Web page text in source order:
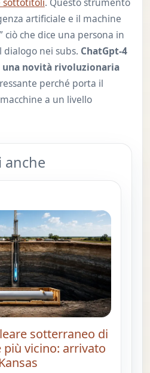
sottotitoli. Questo strumento
artificiale e il machine
ciò che dice una persona in
dialogo nei subs. ChatGpt-4
una novità rivoluzionaria
perché porta il
a un livello
anche
sotterraneo di
più vicino: arrivato